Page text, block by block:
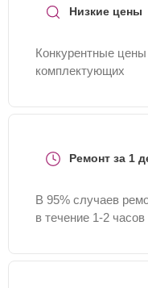
Низкие цены
Конкурентные
комплектующих
Ремонт за 1
В 95% случаев
в течение 1-2 часов